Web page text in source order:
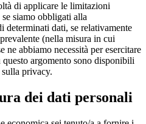
di applicare le limitazioni
siamo obbligati alla
determinati dati, se relativamente
(nella misura in cui
ne abbiamo necessità per esercitare
argomento sono disponibili
privacy.
dei dati personali